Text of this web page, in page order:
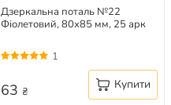
Дзеркальна поталь №22
Фіолетовий, 80х85 мм, 25 арк
1
63 ₴ Купити